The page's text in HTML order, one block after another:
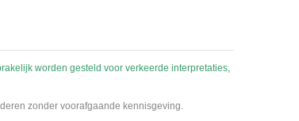
worden gesteld voor verkeerde interpretaties,
zonder voorafgaande kennisgeving.